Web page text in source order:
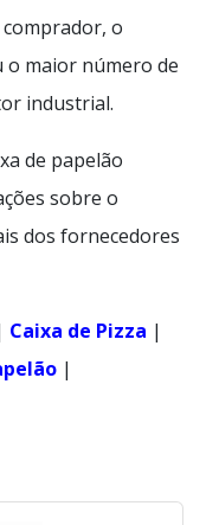
o
o maior número de
industrial.
de papelão
sobre o
dos fornecedores
Caixa de Pizza |
|